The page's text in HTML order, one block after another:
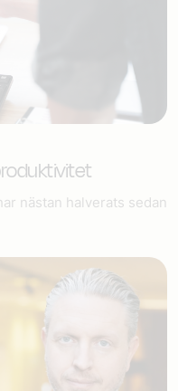
nästan halverats sedan